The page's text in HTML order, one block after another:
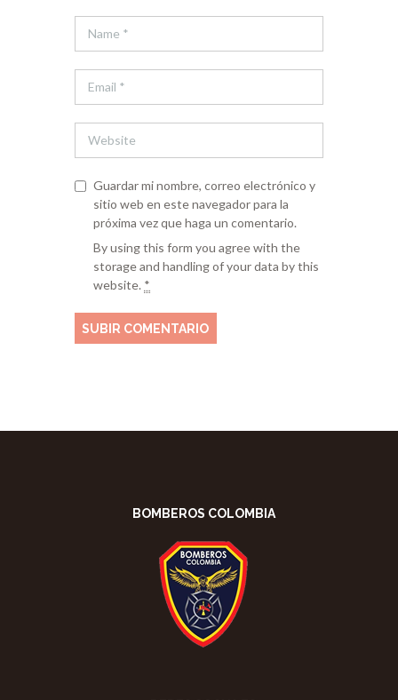
Guardar mi nombre, correo electrónico y
sitio web en este navegador para la
próxima vez que haga un comentario.
By using this form you agree with the
storage and handling of your data by this
website. *
BOMBEROS COLOMBIA